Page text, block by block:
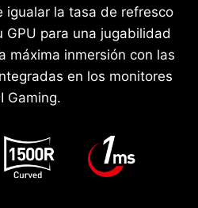
igualar la tasa de refresco
GPU para una jugabilidad
máxima inmersión con las
en los monitores
Gaming.